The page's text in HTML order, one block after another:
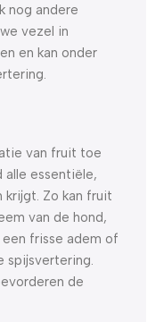
nog andere
vezel in
en kan onder
van fruit toe
alle essentiële,
krijgt. Zo kan fruit
van de hond,
een frisse adem of
spijsvertering.
de